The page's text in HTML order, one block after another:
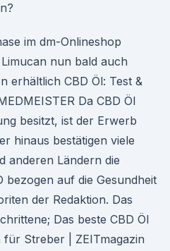
im dm-Onlineshop
nun bald auch
erhältlich CBD Öl: Test &
Da CBD Öl
besitzt, ist der Erwerb
hinaus bestätigen viele
anderen Ländern die
bezogen auf die Gesundheit
der Redaktion. Das
Das beste CBD Öl
Streber | ZEITmagazin